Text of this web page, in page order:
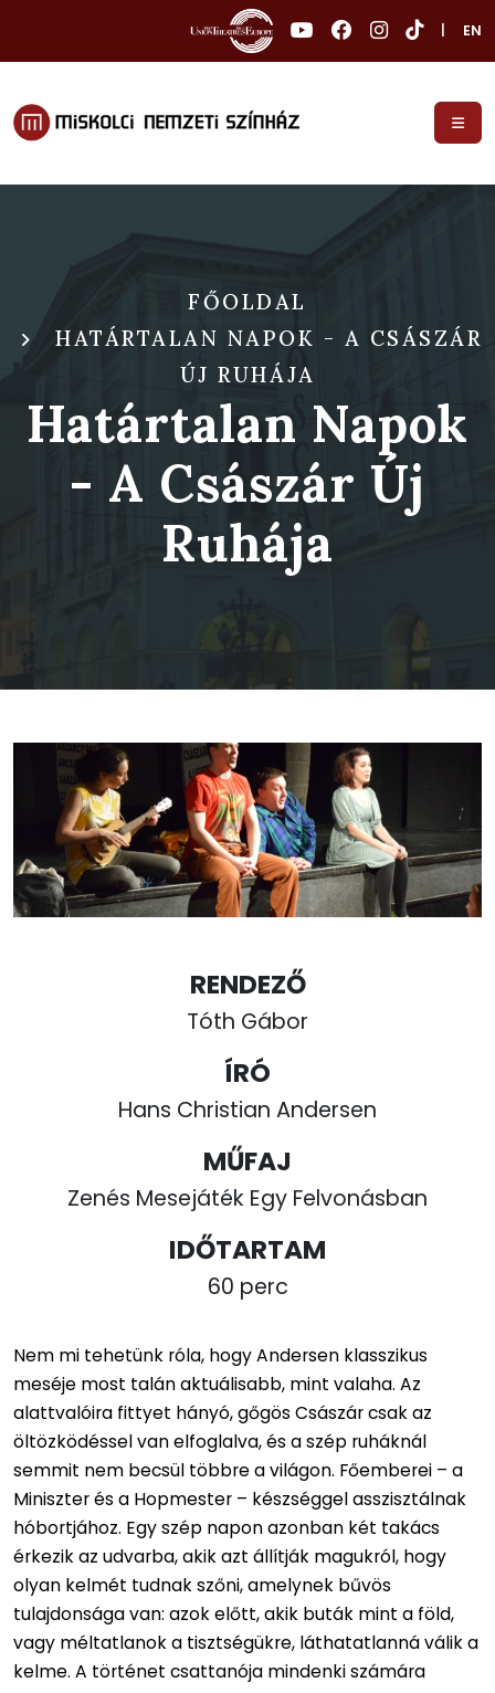
EN
FŐOLDAL
HATÁRTALAN NAPOK - A CSÁSZÁR
ÚJ RUHÁJA
Határtalan Napok
- A Császár Új
Ruhája
RENDEZŐ
Tóth Gábor
ÍRÓ
Hans Christian Andersen
MŰFAJ
Zenés Mesejáték Egy Felvonásban
IDŐTARTAM
60 perc
Nem mi tehetünk róla, hogy Andersen klasszikus
meséje most talán aktuálisabb, mint valaha. Az
alattvalóira fittyet hányó, gőgös Császár csak az
öltözködéssel van elfoglalva, és a szép ruháknál
semmit nem becsül többre a világon. Főemberei – a
Miniszter és a Hopmester – készséggel asszisztálnak
hóbortjához. Egy szép napon azonban két takács
érkezik az udvarba, akik azt állítják magukról, hogy
olyan kelmét tudnak szőni, amelynek bűvös
tulajdonsága van: azok előtt, akik buták mint a föld,
vagy méltatlanok a tisztségükre, láthatatlanná válik a
kelme. A történet csattanója mindenki számára